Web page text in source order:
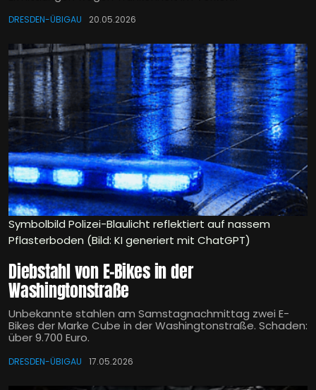
DRESDEN-ÜBIGAU 20.05.2026
Symbolbild Polizei-Blaulicht reflektiert auf nassem
Pflasterboden (Bild: KI generiert mit ChatGPT)
Diebstahl von E-Bikes in der
Washingtonstraße
Unbekannte stahlen am Samstagnachmittag zwei E-
Bikes der Marke Cube in der Washingtonstraße. Schaden:
über 9.700 Euro.
DRESDEN-ÜBIGAU 17.05.2026